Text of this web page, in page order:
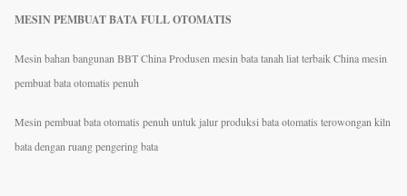
MESIN PEMBUAT BATA FULL OTOMATIS
Mesin bahan bangunan BBT China Produsen mesin bata tanah liat terbaik China mesin
pembuat bata otomatis penuh
Mesin pembuat bata otomatis penuh untuk jalur produksi bata otomatis terowongan kiln
bata dengan ruang pengering bata